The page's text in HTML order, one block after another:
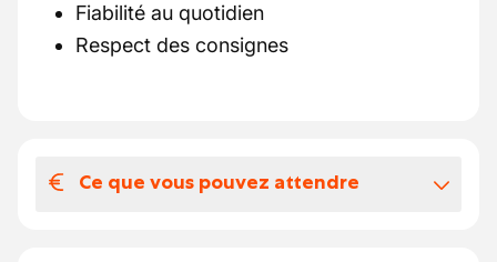
Fiabilité au quotidien
Respect des consignes
Ce que vous pouvez attendre